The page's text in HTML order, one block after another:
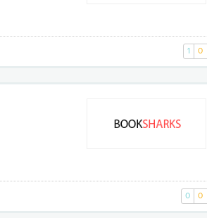
1 0
0 0